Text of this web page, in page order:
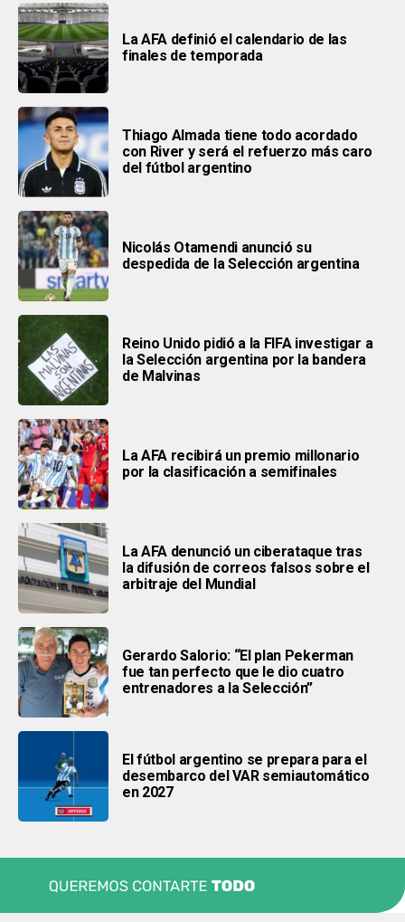
La AFA definió el calendario de las
finales de temporada
Thiago Almada tiene todo acordado
con River y será el refuerzo más caro
del fútbol argentino
Nicolás Otamendi anunció su
despedida de la Selección argentina
Reino Unido pidió a la FIFA investigar a
la Selección argentina por la bandera
de Malvinas
La AFA recibirá un premio millonario
por la clasificación a semifinales
La AFA denunció un ciberataque tras
la difusión de correos falsos sobre el
arbitraje del Mundial
Gerardo Salorio: “El plan Pekerman
fue tan perfecto que le dio cuatro
entrenadores a la Selección”
El fútbol argentino se prepara para el
desembarco del VAR semiautomático
en 2027